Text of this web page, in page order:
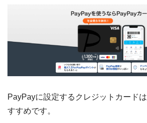
PayPayに設定するクレジットカードは
すすめです。